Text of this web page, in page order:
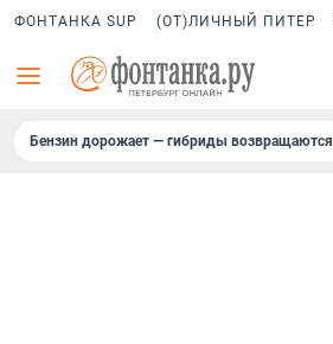
ФОНТАНКА SUP (ОТ)ЛИЧНЫЙ ПИТЕР
Бензин дорожает — гибриды возвращаются